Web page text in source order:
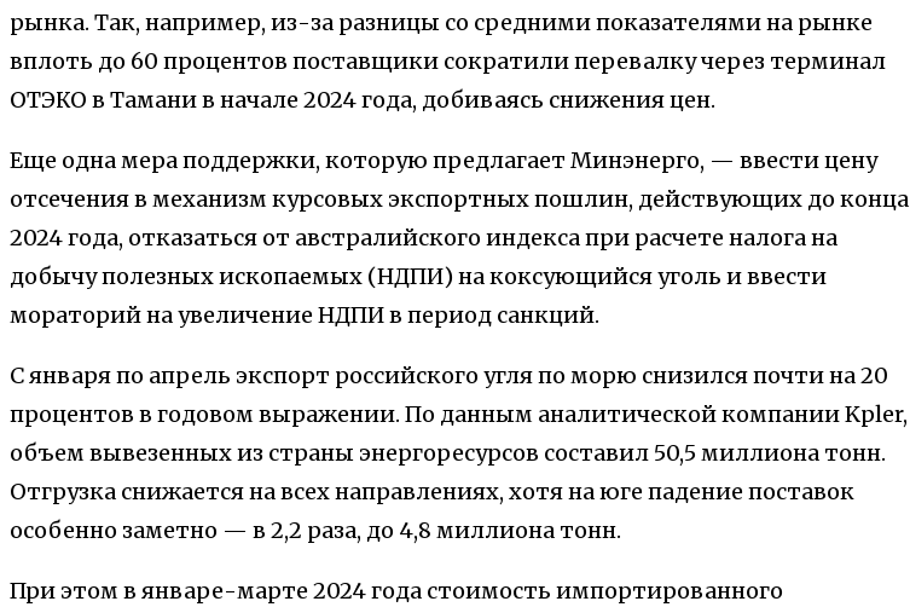
рынка. Так, например, из-за разницы со средними показателями на рынке
вплоть до 60 процентов поставщики сократили перевалку через терминал
ОТЭКО в Тамани в начале 2024 года, добиваясь снижения цен.
Еще одна мера поддержки, которую предлагает Минэнерго, — ввести цену
отсечения в механизм курсовых экспортных пошлин, действующих до конца
2024 года, отказаться от австралийского индекса при расчете налога на
добычу полезных ископаемых (НДПИ) на коксующийся уголь и ввести
мораторий на увеличение НДПИ в период санкций.
С января по апрель экспорт российского угля по морю снизился почти на 20
процентов в годовом выражении. По данным аналитической компании Kpler,
объем вывезенных из страны энергоресурсов составил 50,5 миллиона тонн.
Отгрузка снижается на всех направлениях, хотя на юге падение поставок
особенно заметно — в 2,2 раза, до 4,8 миллиона тонн.
При этом в январе-марте 2024 года стоимость импортированного